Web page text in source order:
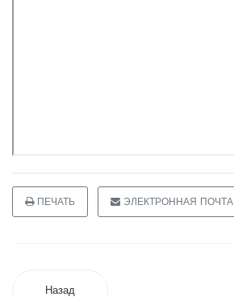
ПЕЧАТЬ ЭЛЕКТРОННАЯ ПОЧТА
Назад